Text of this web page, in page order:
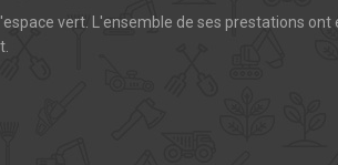
vert. L'ensemble de ses prestations ont